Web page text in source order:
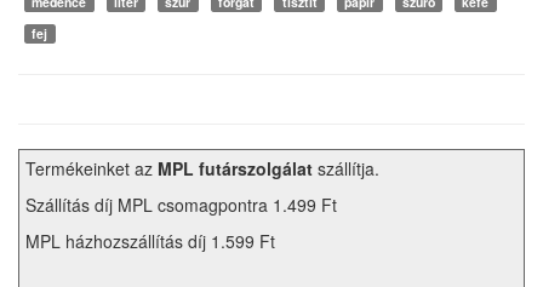
fej
Termékeinket az MPL futárszolgálat szállítja.
Szállítás díj MPL csomagpontra 1.499 Ft
MPL házhozszállítás díj 1.599 Ft